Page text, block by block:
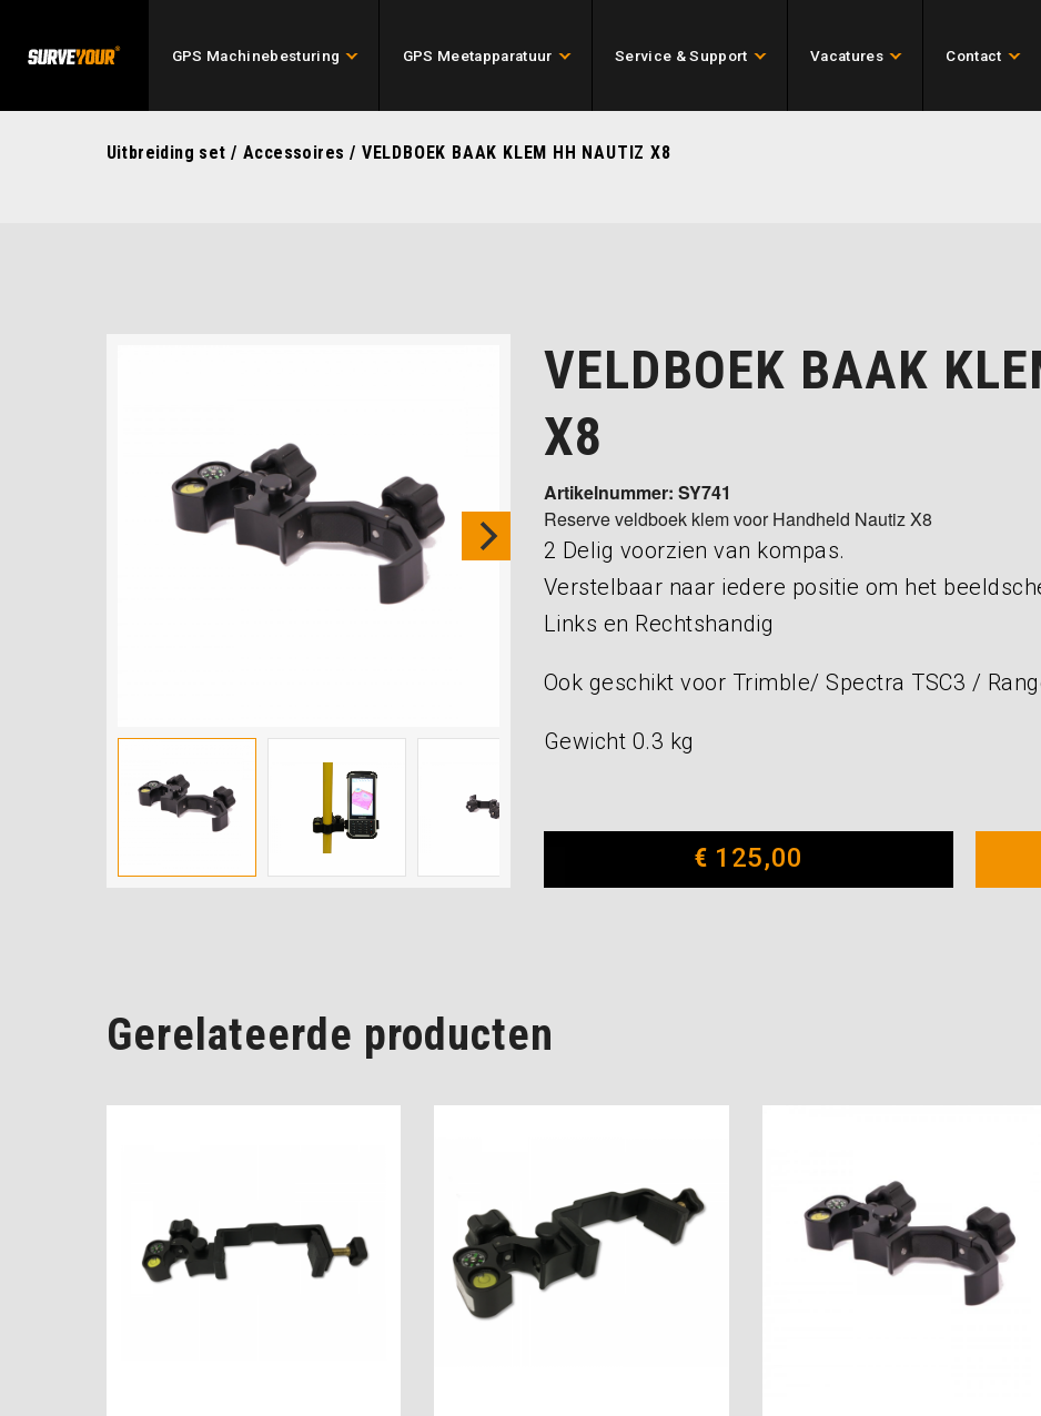
GPS Machinebesturing GPS Meetapparatuur Service & Support Vacatures Contact
Uitbreiding set /Accessoires / VELDBOEK BAAK KLEM HH NAUTIZ X8
VELDBOEK BAAK
X8
Artikelnummer: SY741
Reserve veldboek klem voor Handheld Nautiz X8
2 Delig voorzien van kompas.
Verstelbaar naar iedere positie om het
Links en Rechtshandig
Ook geschikt voor Trimble/ Spectra TSC3 /
Gewicht 0.3 kg
€ 125,00
Gerelateerde producten